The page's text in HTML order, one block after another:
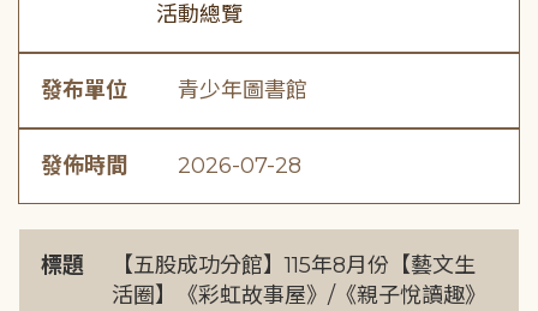
活動總覽
發布單位 青少年圖書館
發佈時間 2026-07-28
標題
【五股成功分館】115年8月份【藝文生
活圈】《彩虹故事屋》/《親子悅讀趣》